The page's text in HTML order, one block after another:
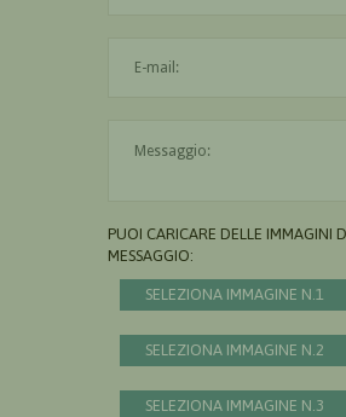
PUOI CARICARE DELLE IMMAGINI
MESSAGGIO:
SELEZIONA IMMAGINE N.1
SELEZIONA IMMAGINE N.2
SELEZIONA IMMAGINE N.3